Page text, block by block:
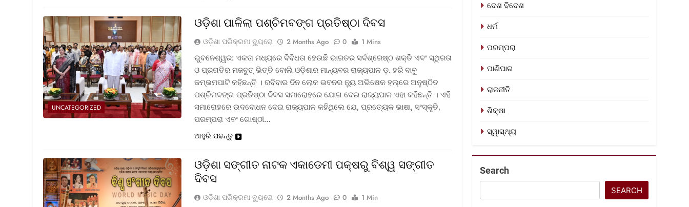
UNCATEGORIZED
ଓଡ଼ିଶା ପାଳିଲା ପଶ୍ଚିମବଙ୍ଗ ପ୍ରତିଷ୍ଠା ଦିବସ
ଓଡ଼ିଶା ପରିକ୍ରମା ବ୍ୟୁରୋ 2 Months Ago 0
1 Mins
ଭୁବନେଶ୍ୱର: ଏକତା ମଧ୍ୟରେ ବିବିଧତା ହେଉଛି ଭାରତର ସର୍ବଶ୍ରେଷ୍ଠ ଶକ୍ତି ଏବଂ ସ୍ଥିରତା
ଓ ପ୍ରଗତିର ମଜବୁତ୍ ଭିତ୍ତି ବୋଲି ଓଡ଼ିଶାର ମାନ୍ୟବର ରାଜ୍ୟପାଳ ଡ଼. ହରି ବାବୁ
କମ୍ଭମପାଟି କହିଛନ୍ତି । ରବିବାର ଦିନ ଲୋକ ଭବନର ନ୍ୟୁ ଅଭିଷେକ ହଲ୍‌ରେ ଅନୁଷ୍ଠିତ
ପଶ୍ଚିମବଙ୍ଗ ପ୍ରତିଷ୍ଠା ଦିବସ ସମାରୋହରେ ଯୋଗ ଦେଇ ରାଜ୍ୟପାଳ ଏହା କହିଛନ୍ତି । ଏହି
ସମାରୋହରେ ଉଦବୋଧନ ଦେଇ ରାଜ୍ୟପାଳ କହିଥିଲେ ଯେ, ପ୍ରତ୍ୟେକ ଭାଷା, ସଂସ୍କୃତି,
ପରମ୍ପରା ଏବଂ ଗୋଷ୍ଠୀ…
ଆହୁରି ପଢନ୍ତୁ
ଓଡ଼ିଶା ସଙ୍ଗୀତ ନାଟକ ଏକାଡେମୀ ପକ୍ଷରୁ ବିଶ୍ୱ ସଙ୍ଗୀତ
ଦିବସ
ଓଡ଼ିଶା ପରିକ୍ରମା ବ୍ୟୁରୋ 2 Months Ago 0 1 Min
ଦେଶ ବିଦେଶ
ଧର୍ମ
ପରମ୍ପରା
ପାଣିପାଗ
ରାଜନୀତି
ଶିକ୍ଷା
ସ୍ୱାସ୍ଥ୍ୟ
Search
SEARCH